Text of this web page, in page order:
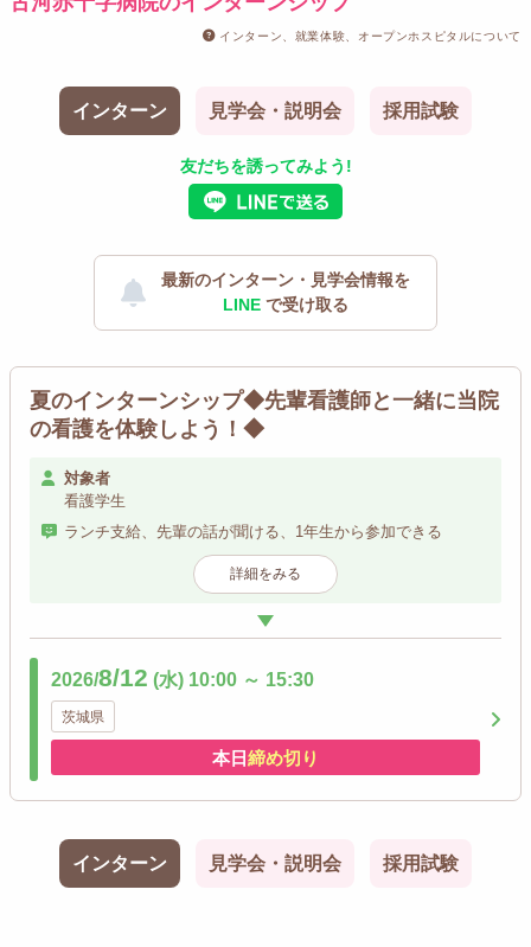
インターン、就業体験、オープンホスピタルについて
インターン 見学会・説明会 採用試験
友だちを誘ってみよう!
最新のインターン・見学会情報を
LINE で受け取る
夏のインターンシップ◆先輩看護師と一緒に当院
の看護を体験しよう！◆
対象者
看護学生
ランチ支給、先輩の話が聞ける、1年生から参加できる
詳細をみる
2026/8/12 (水) 10:00 ～ 15:30
茨城県
本日締め切り
インターン 見学会・説明会 採用試験